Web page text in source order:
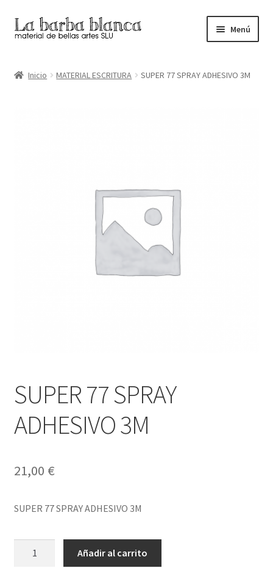
Ir
a
navegación
Ir
al
Menú
Inicio MATERIAL ESCRITURA SUPER 77 SPRAY ADHESIVO 3M
SUPER 77 SPRAY
ADHESIVO 3M
21,00 €
SUPER 77 SPRAY ADHESIVO 3M
Añadir al carrito